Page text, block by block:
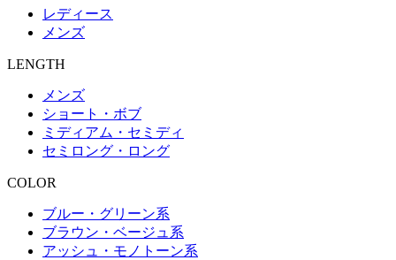
レディース
メンズ
LENGTH
メンズ
ショート・ボブ
ミディアム・セミディ
セミロング・ロング
COLOR
ブルー・グリーン系
ブラウン・ベージュ系
アッシュ・モノトーン系